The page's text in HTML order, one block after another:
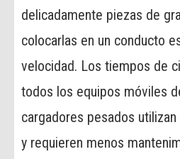
delicadamente piezas de
colocarlas en un conducto
velocidad. Los tiempos de
todos los equipos móviles
cargadores pesados
y requieren menos